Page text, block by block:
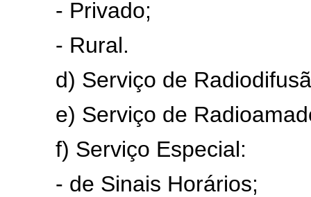
- Privado;
- Rural.
d) Serviço de
e) Serviço de
f) Serviço Especial:
- de Sinais Horários;